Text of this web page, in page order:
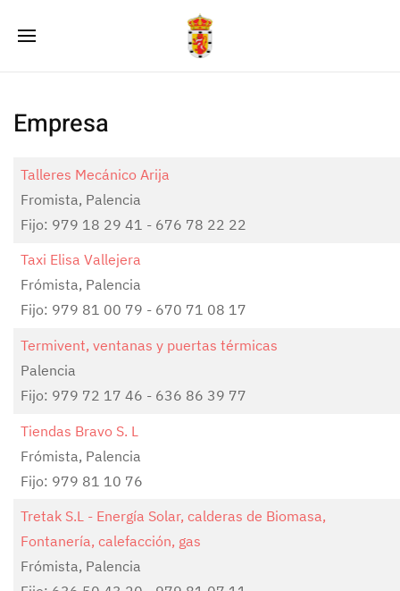
Empresa
Talleres Mecánico Arija
Fromista, Palencia
Fijo: 979 18 29 41 - 676 78 22 22
Taxi Elisa Vallejera
Frómista, Palencia
Fijo: 979 81 00 79 - 670 71 08 17
Termivent, ventanas y puertas térmicas
Palencia
Fijo: 979 72 17 46 - 636 86 39 77
Tiendas Bravo S. L
Frómista, Palencia
Fijo: 979 81 10 76
Tretak S.L - Energía Solar, calderas de Biomasa,
Fontanería, calefacción, gas
Frómista, Palencia